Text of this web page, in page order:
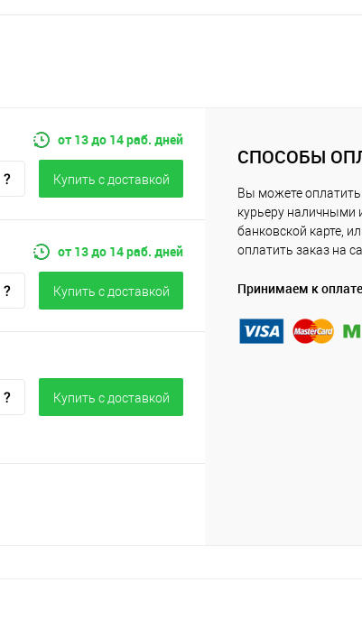
от 13 до 14 раб. дней
Купить c доставкой
от 13 до 14 раб. дней
Купить c доставкой
Купить c доставкой
СПОСОБЫ
Вы можете оплатить
курьеру наличными
банковской карте,
оплатить заказ на
Принимаем к оплате